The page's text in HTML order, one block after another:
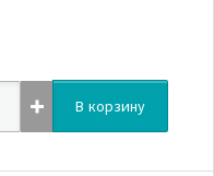
В корзину